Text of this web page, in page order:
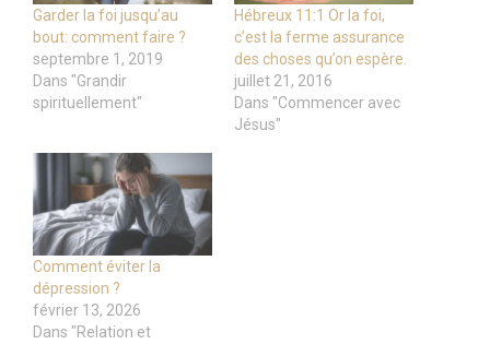
Garder la foi jusqu’au
bout: comment faire ?
septembre 1, 2019
Dans "Grandir
spirituellement"
Hébreux 11:1 Or la foi,
c’est la ferme assurance
des choses qu’on espère.
juillet 21, 2016
Dans "Commencer avec
Jésus"
Comment éviter la
dépression ?
février 13, 2026
Dans "Relation et